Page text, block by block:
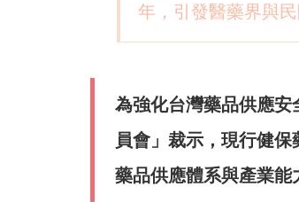
年，引發醫藥界與
為強化台灣藥品供應
員會」裁示，現行健
藥品供應體系與產業能